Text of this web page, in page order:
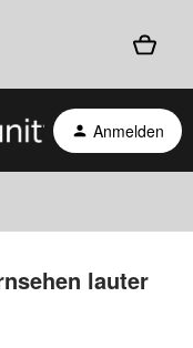
Anmelden
lauter